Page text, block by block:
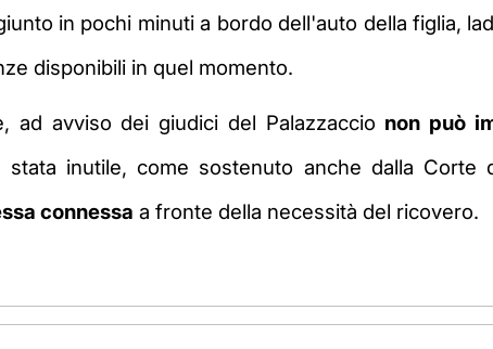
in pochi minuti a bordo dell'auto della figlia,
disponibili in quel momento.
ad avviso dei giudici del Palazzaccio non può
inutile, come sostenuto anche dalla Corte
connessa a fronte della necessità del ricovero.